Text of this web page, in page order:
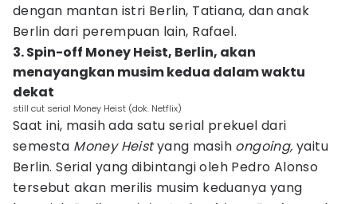
dengan mantan istri Berlin, Tatiana, dan anak
Berlin dari perempuan lain, Rafael.
3. Spin-off Money Heist, Berlin, akan
menayangkan musim kedua dalam waktu
dekat
still cut serial Money Heist (dok. Netflix)
Saat ini, masih ada satu serial prekuel dari
semesta Money Heistyang masih ongoing,yaitu
Berlin. Serial yang dibintangi oleh Pedro Alonso
tersebut akan merilis musim keduanya yang